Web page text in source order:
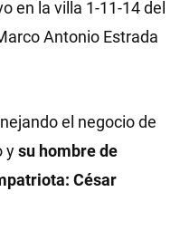
en la villa 1-11-14 del
Antonio Estrada
el negocio de
ysu hombre de
César